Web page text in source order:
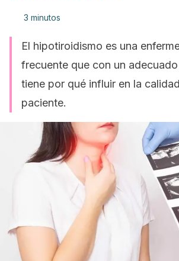
3 minutos
El hipotiroidismo es una
frecuente que con un
tiene por qué influir en la
paciente.